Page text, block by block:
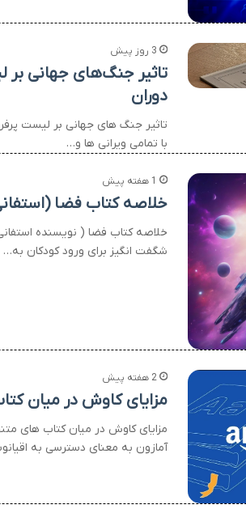
3 روز پیش
تاثیر جنگ‌های جهانی
دوران
تاثیر جنگ های جهانی بر لیست
با تمامی ویرانی ها و…
1 هفته پیش
خلاصه کتاب فضا
خلاصه کتاب فضا ( نویسنده استفانی
شگفت انگیز برای ورود کودکان به…
2 هفته پیش
مزایای کاوش در میان
مزایای کاوش در میان کتاب های
آمازون به معنای دسترسی به